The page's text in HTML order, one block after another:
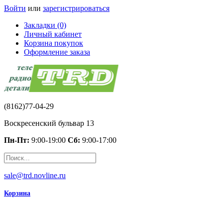
Войти или зарегистрироваться
Закладки (0)
Личный кабинет
Корзина покупок
Оформление заказа
(8162)77-04-29
Воскресенский бульвар 13
Пн-Пт: 9:00-19:00 Сб: 9:00-17:00
sale@trd.novline.ru
Корзина